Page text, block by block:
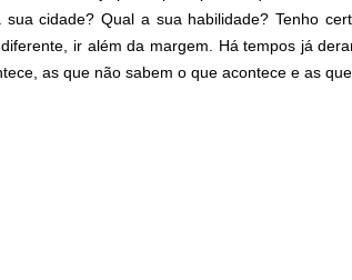
cidade? Qual a sua habilidade? Tenho
ir além da margem. Há tempos já
as que não sabem o que acontece e as que